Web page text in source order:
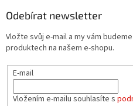
Odebírat newsletter
Vložte svůj e-mail a my vám
produktech na našem e-shopu.
E-mail
Vložením e-mailu souhlasíte s